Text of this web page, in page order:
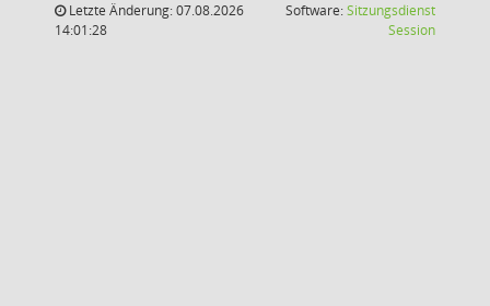
Letzte Änderung: 07.08.2026
14:01:28
Software:Sitzungsdienst
Session(Wird in